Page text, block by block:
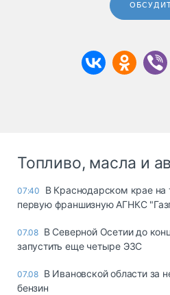
Топливо, масла и
07:40
В Краснодарском крае на
первую франшизную АГНКС
07.08 В Северной Осетии до
запустить еще четыре ЭЗС
07.08 В Ивановской области за
бензин